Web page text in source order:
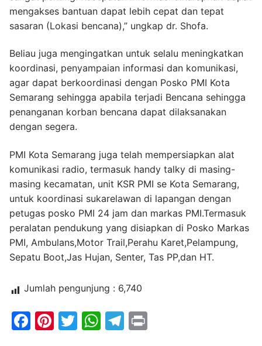
mengakses bantuan dapat lebih cepat dan tepat
sasaran (Lokasi bencana),” ungkap dr. Shofa.
Beliau juga mengingatkan untuk selalu meningkatkan
koordinasi, penyampaian informasi dan komunikasi,
agar dapat berkoordinasi dengan Posko PMI Kota
Semarang sehingga apabila terjadi Bencana sehingga
penanganan korban bencana dapat dilaksanakan
dengan segera.
PMI Kota Semarang juga telah mempersiapkan alat
komunikasi radio, termasuk handy talky di masing-
masing kecamatan, unit KSR PMI se Kota Semarang,
untuk koordinasi sukarelawan di lapangan dengan
petugas posko PMI 24 jam dan markas PMI.Termasuk
peralatan pendukung yang disiapkan di Posko Markas
PMI, Ambulans,Motor Trail,Perahu Karet,Pelampung,
Sepatu Boot,Jas Hujan, Senter, Tas PP,dan HT.
Jumlah pengunjung : 6,740
Facebook
Pinterest
Twitter
WhatsApp
Telegram